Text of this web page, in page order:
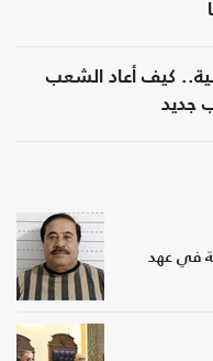
كيف أعاد الشعب
جديد
في عهد